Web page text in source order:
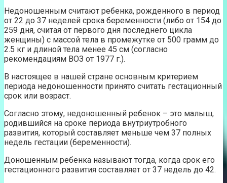
Недоношенным считают ребенка, рожденного в период
от 22 до 37 неделей срока беременности (либо от 154 до
259 дня, считая от первого дня последнего цикла
женщины) с массой тела в промежутке от 500 грамм до
2.5 кг и длиной тела менее 45 см (согласно
рекомендациям ВОЗ от 1977 г.).
В настоящее в нашей стране основным критерием
периода недоношенности принято считать гестационный
срок или возраст.
Согласно этому, недоношенный ребенок – это малыш,
родившийся на сроке периода внутриутробного
развития, который составляет меньше чем 37 полных
недель гестации (беременности).
Доношенным ребенка называют тогда, когда срок его
гестационного развития составляет от 37 недель до 42.